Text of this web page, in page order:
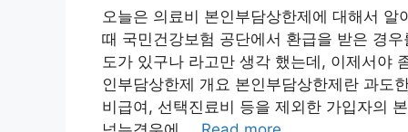
오늘은 의료비 본인부담상한제에 대해서
때 국민건강보험 공단에서 환급을 받은 경
도가 있구나 라고만 생각 했는데, 이제서야
인부담상한제 개요 본인부담상한제란 과도
비급여, 선택진료비 등을 제외한 가입자의